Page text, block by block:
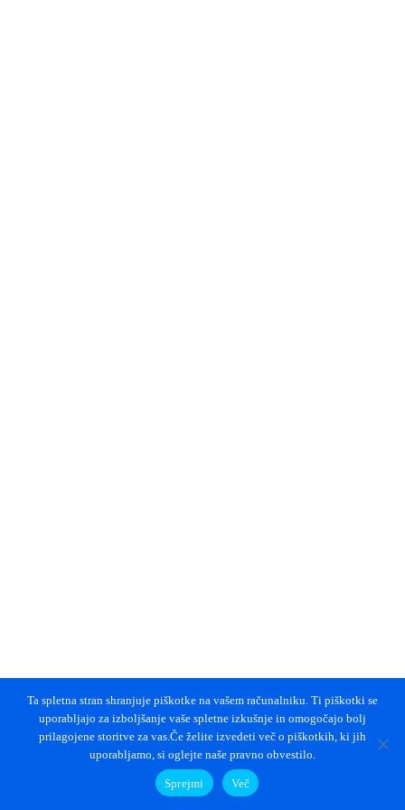
Ta spletna stran shranjuje piškotke na vašem računalniku. Ti piškotki se
uporabljajo za izboljšanje vaše spletne izkušnje in omogočajo bolj
prilagojene storitve za vas.Če želite izvedeti več o piškotkih, ki jih
uporabljamo, si oglejte naše pravno obvestilo.
Sprejmi Več